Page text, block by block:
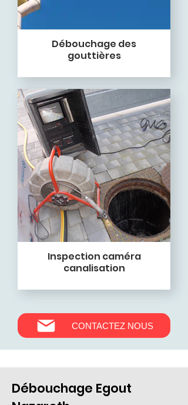
Débouchage des
gouttières
Inspection caméra
canalisation
CONTACTEZ NOUS
Débouchage Egout